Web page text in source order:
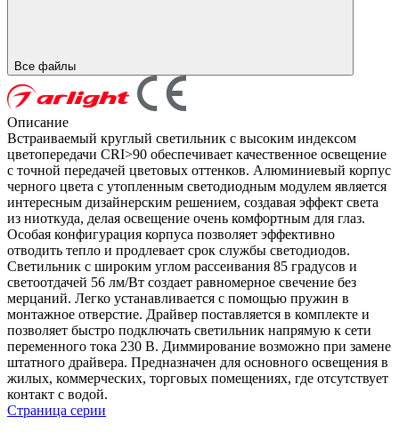
Все файлы
Описание
Встраиваемый круглый светильник c высоким индексом
цветопередачи CRI>90 обеспечивает качественное освещение
с точной передачей цветовых оттенков. Алюминиевый корпус
черного цвета с утопленным светодиодным модулем является
интересным дизайнерским решением, создавая эффект света
из ниоткуда, делая освещение очень комфортным для глаз.
Особая конфигурация корпуса позволяет эффективно
отводить тепло и продлевает срок службы светодиодов.
Светильник с широким углом рассеивания 85 градусов и
светоотдачей 56 лм/Вт создает равномерное свечение без
мерцаний. Легко устанавливается с помощью пружин в
монтажное отверстие. Драйвер поставляется в комплекте и
позволяет быстро подключать светильник напрямую к сети
переменного тока 230 В. Диммирование возможно при замене
штатного драйвера. Предназначен для основного освещения в
жилых, коммерческих, торговых помещениях, где отсутствует
контакт с водой.
Страница серии